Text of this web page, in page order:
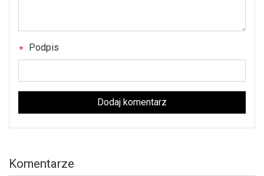
Podpis
Dodaj komentarz
Komentarze